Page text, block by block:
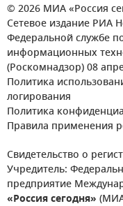
© 2026 МИА «Россия
Сетевое издание РИА
Федеральной службе
информационных
(Роскомнадзор) 08
Политика
логирования
Политика
Правила применения
Свидетельство о
Учредитель:
предприятие
«Россия сегодня»